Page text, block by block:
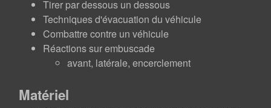
Tirer par dessous un dessous
Techniques d'évacuation du véhicule
Combattre contre un véhicule
Réactions sur embuscade
avant, latérale, encerclement
Matériel